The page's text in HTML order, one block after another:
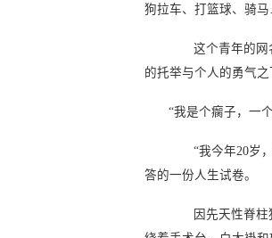
狗拉车、打篮球、骑
这个青年的网名
的托举与个人的勇气
“我是个瘸子，一
“我今年20岁
答的一份人生试卷。
因先天性脊柱狭